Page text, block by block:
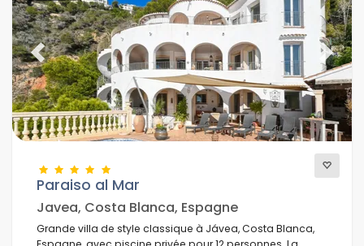
Personnes
Des chambres
Salles de bains
Previous Next
Paraiso al Mar
Javea, Costa Blanca, Espagne
Grande villa de style classique à Jávea, Costa Blanca,